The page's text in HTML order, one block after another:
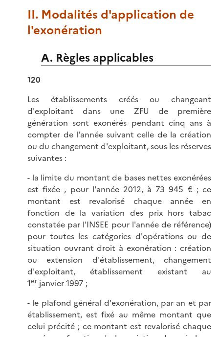
II. Modalités d'application de
l'exonération
A. Règles applicables
120
Les établissements créés ou changeant
d'exploitant dans une ZFU de première
génération sont exonérés pendant cinq ans à
compter de l'année suivant celle de la création
ou du changement d'exploitant, sous les réserves
suivantes :
- la limite du montant de bases nettes exonérées
est fixée , pour l'année 2012, à 73 945 € ; ce
montant est revalorisé chaque année en
fonction de la variation des prix hors tabac
constatée par l'INSEE pour l'année de référence)
pour toutes les catégories d'opérations ou de
situation ouvrant droit à exonération : création
ou extension d'établissement, changement
d'exploitant, établissement existant au
1er janvier 1997 ;
- le plafond général d'exonération, par an et par
établissement, est fixé au même montant que
celui précité ; ce montant est revalorisé chaque